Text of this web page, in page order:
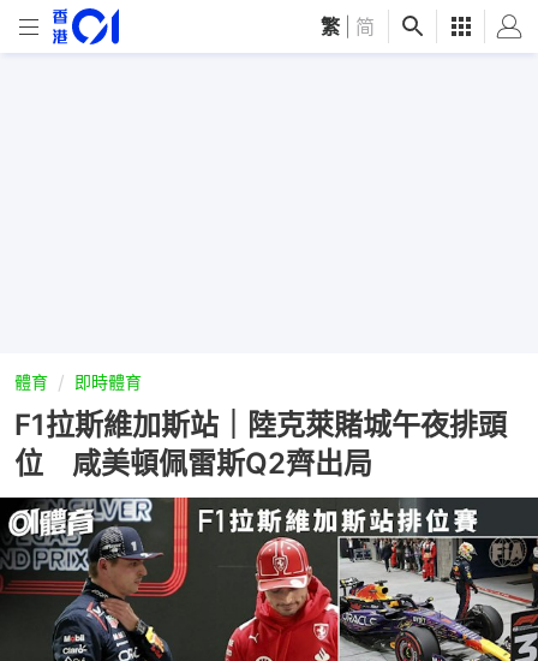
繁 简
體育 即時體育
F1拉斯維加斯站｜陸克萊賭城午夜排頭
位 咸美頓佩雷斯Q2齊出局